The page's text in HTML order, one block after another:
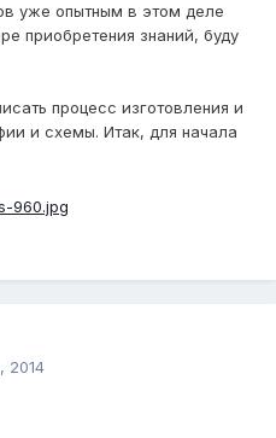
уже опытным в этом деле
приобретения знаний, буду
процесс изготовления и
и схемы. Итак, для начала
2014